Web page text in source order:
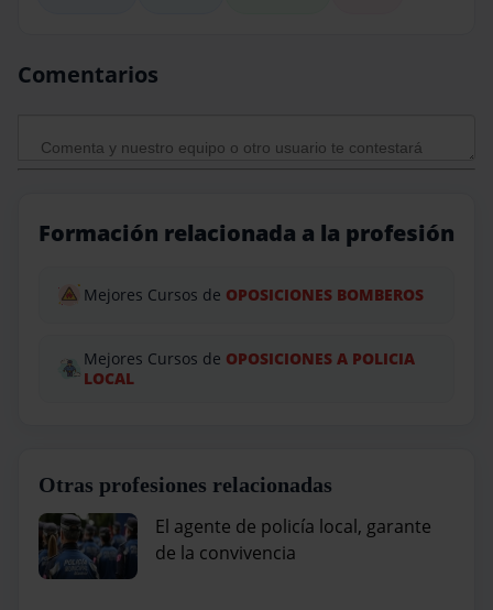
Comentarios
Formación relacionada a la profesión
Mejores Cursos de OPOSICIONES BOMBEROS
Mejores Cursos de OPOSICIONES A POLICIA
LOCAL
Otras profesiones relacionadas
El agente de policía local, garante
de la convivencia